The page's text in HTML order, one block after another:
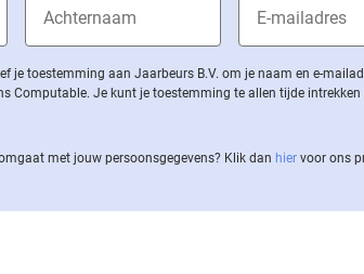
je toestemming aan Jaarbeurs B.V. om je naam en e-
Computable. Je kunt je toestemming te allen tijde
met jouw per­soons­ge­ge­vens? Klik dan hier voor ons